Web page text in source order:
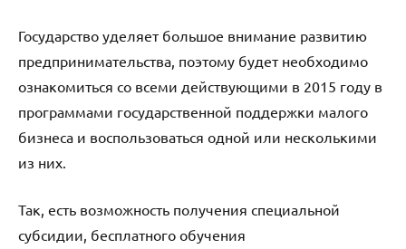
Государство уделяет большое внимание развитию
предпринимательства, поэтому будет необходимо
ознакомиться со всеми действующими в 2015 году в
программами государственной поддержки малого
бизнеса и воспользоваться одной или несколькими
из них.
Так, есть возможность получения специальной
субсидии, бесплатного обучения